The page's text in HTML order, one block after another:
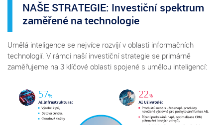
NAŠE STRATEGIE: Investiční spektrum
zaměřené na technologie
Umělá inteligence se nejvíce rozvíjí v oblasti informačních
technologií. V rámci naší investiční strategie se primárně
zaměřujeme na 3 klíčové oblasti spojené s umělou inteligencí: